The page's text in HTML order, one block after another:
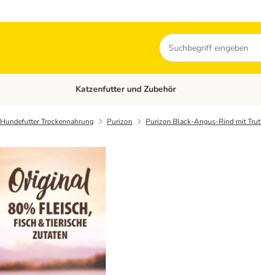
Suchen
Kategorie-Menü öffnen: Hundefutter und Zubehör
Katzenfutter und Zubehör
Hundefutter Trockennahrung Purizon Purizon Black-Angus-Rind mit